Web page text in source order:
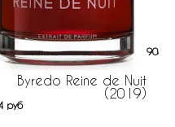
Byredo Reine de Nuit
(2019)
руб
908